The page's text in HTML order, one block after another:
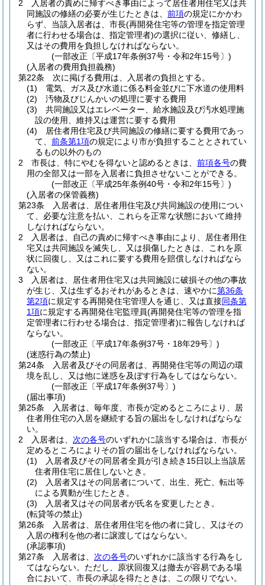
2
入居者の責めに帰すべき事由によって居住者用住宅又は共
同施設の修繕の必要が生じたときは、 前項の規定にかかわ
らず、当該入居者は、市長(再開発住宅等の管理を指定管理
者に行わせる場合は、指定管理者)の選択に従い、修繕し、
又はその費用を負担しなければならない。
(一部改正〔平成17年条例37号・令和2年15号〕)
(入居者の費用負担義務)
第22条
次に掲げる費用は、入居者の負担とする。
(1)
電気、ガス及び水道に係る料金並びに下水道の使用料
(2)
汚物及びじんかいの処理に要する費用
(3)
共同施設又はエレベーター、給水施設及び汚水処理施
設の使用、維持又は運営に要する費用
(4)
居住者用住宅及び共同施設の修繕に要する費用であっ
て、 前条第1項の規定により市が負担することとされてい
るもの以外のもの
2
市長は、特にやむを得ないと認めるときは、 前項各号の費
用の全部又は一部を入居者に負担させないことができる。
(一部改正〔平成25年条例40号・令和2年15号〕)
(入居者の保管義務)
第23条
入居者は、居住者用住宅及び共同施設の使用につい
て、必要な注意を払い、これらを正常な状態において維持
しなければならない。
2
入居者は、自己の責めに帰すべき事由により、居住者用住
宅又は共同施設を滅失し、又は損傷したときは、これを原
状に回復し、又はこれに要する費用を賠償しなければなら
ない。
3
入居者は、居住者用住宅又は共同施設に破損その他の事故
が生じ、又は生ずるおそれがあるときは、速やかに第36条
第2項に規定する再開発住宅管理人を通じ、又は直接同条第
1項に規定する再開発住宅監理員(再開発住宅等の管理を指
定管理者に行わせる場合は、指定管理者)に報告しなければ
ならない。
(一部改正〔平成17年条例37号・18年29号〕)
(迷惑行為の禁止)
第24条
入居者及びその同居者は、再開発住宅等の周辺の環
境を乱し、又は他に迷惑を及ぼす行為をしてはならない。
(一部改正〔平成17年条例37号〕)
(届出事項)
第25条
入居者は、毎年度、市長が定めるところにより、居
住者用住宅の入居を継続する旨の届出をしなければならな
い。
2
入居者は、 次の各号のいずれかに該当する場合は、市長が
定めるところによりその旨の届出をしなければならない。
(1)
入居者及びその同居者全員が引き続き15日以上当該居
住者用住宅に居住しないとき。
(2)
入居者又はその同居者について、出生、死亡、転出等
による異動が生じたとき。
(3)
入居者又はその同居者が氏名を変更したとき。
(転貸等の禁止)
第26条
入居者は、居住者用住宅を他の者に貸し、又はその
入居の権利を他の者に譲渡してはならない。
(承認事項)
第27条
入居者は、 次の各号のいずれかに該当する行為をし
てはならない。 ただし、原状回復又は撤去が容易である場
合において、市長の承認を得たときは、この限りでない。